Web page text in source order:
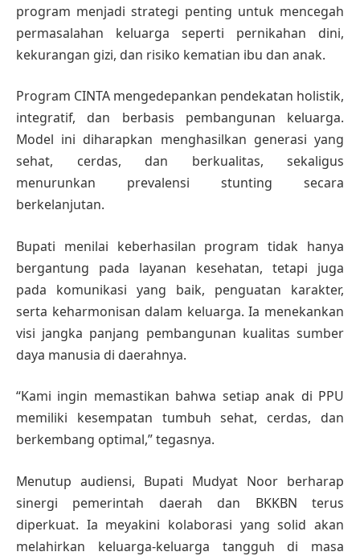
program menjadi strategi penting untuk mencegah
permasalahan keluarga seperti pernikahan dini,
kekurangan gizi, dan risiko kematian ibu dan anak.
Program CINTA mengedepankan pendekatan holistik,
integratif, dan berbasis pembangunan keluarga.
Model ini diharapkan menghasilkan generasi yang
sehat, cerdas, dan berkualitas, sekaligus
menurunkan prevalensi stunting secara
berkelanjutan.
Bupati menilai keberhasilan program tidak hanya
bergantung pada layanan kesehatan, tetapi juga
pada komunikasi yang baik, penguatan karakter,
serta keharmonisan dalam keluarga. Ia menekankan
visi jangka panjang pembangunan kualitas sumber
daya manusia di daerahnya.
“Kami ingin memastikan bahwa setiap anak di PPU
memiliki kesempatan tumbuh sehat, cerdas, dan
berkembang optimal,” tegasnya.
Menutup audiensi, Bupati Mudyat Noor berharap
sinergi pemerintah daerah dan BKKBN terus
diperkuat. Ia meyakini kolaborasi yang solid akan
melahirkan keluarga-keluarga tangguh di masa